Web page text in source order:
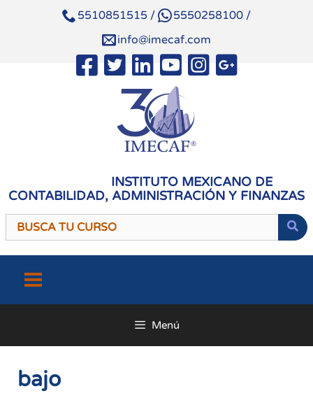
5510851515 / 5550258100 /
info@imecaf.com
INSTITUTO MEXICANO DE
CONTABILIDAD, ADMINISTRACIÓN Y FINANZAS
contenido
Menú
bajo